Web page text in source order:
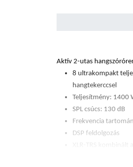
Aktív 2-utas
8 ultrakompakt
hangtekerccsel
Teljesítmény: 1400
SPL csúcs: 130 dB
Frekvencia
DSP feldolgozás